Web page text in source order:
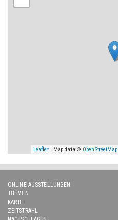
Leaflet | Map data © OpenStreetMap
ONLINE-AUSSTELLUNGEN
THEMEN
KARTE
ZEITSTRAHL